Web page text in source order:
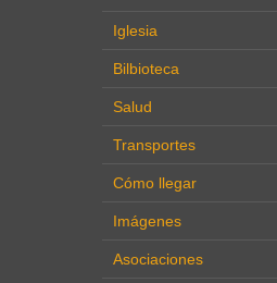
Iglesia
Bilbioteca
Salud
Transportes
Cómo llegar
Imágenes
Asociaciones